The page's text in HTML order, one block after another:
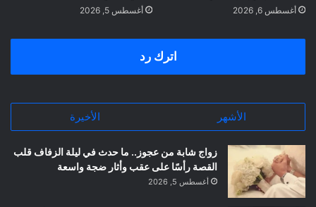
أغسطس 6, 2026 أغسطس 5, 2026
اترك رد
الأشهر الأخيرة
زواج شابة من عجوز.. ما حدث في ليلة الزفاف قلب
القصة رأسًا على عقب وأثار ضجة واسعة
أغسطس 5, 2026